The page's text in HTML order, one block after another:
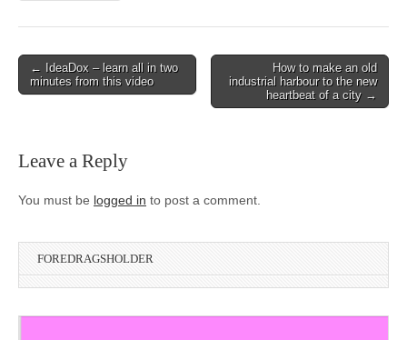
Post
navigation
← IdeaDox – learn all in two
minutes from this video
How to make an old
industrial harbour to the new
heartbeat of a city →
Leave a Reply
You must be logged in to post a comment.
FOREDRAGSHOLDER